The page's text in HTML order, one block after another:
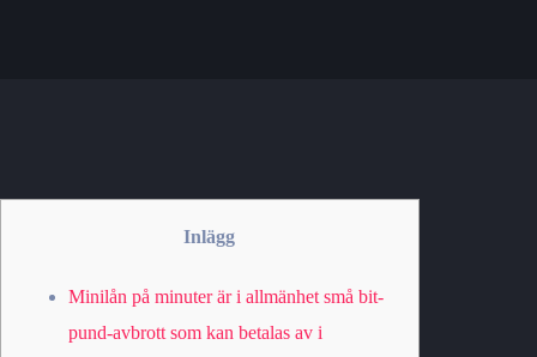
Inlägg
Minilån på minuter är i allmänhet små bit-
pund-avbrott som kan betalas av i